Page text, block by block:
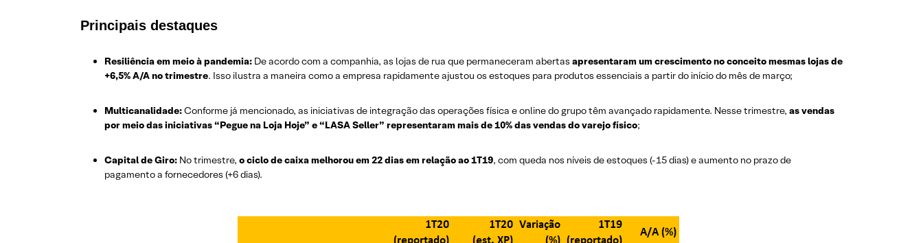
Principais destaques
Resiliência em meio à pandemia: De acordo com a companhia, as lojas de rua que permaneceram abertas apresentaram um crescimento no conceito mesmas lojas de
+6,5% A/A no trimestre. Isso ilustra a maneira como a empresa rapidamente ajustou os estoques para produtos essenciais a partir do início do mês de março;
Multicanalidade:Conforme já mencionado, as iniciativas de integração das operações física e online do grupo têm avançado rapidamente. Nesse trimestre, as vendas
por meio das iniciativas “Pegue na Loja Hoje” e “LASA Seller” representaram mais de 10% das vendas do varejo físico;
Capital de Giro: No trimestre, o ciclo de caixa melhorou em 22 dias em relação ao 1T19, com queda nos níveis de estoques (-15 dias) e aumento no prazo de
pagamento a fornecedores (+6 dias).